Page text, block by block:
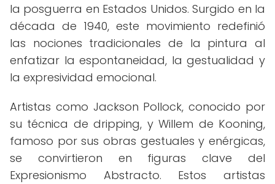
la posguerra en Estados Unidos. Surgido en la
década de 1940, este movimiento redefinió
las nociones tradicionales de la pintura al
enfatizar la espontaneidad, la gestualidad y
la expresividad emocional.
Artistas como Jackson Pollock, conocido por
su técnica de dripping, y Willem de Kooning,
famoso por sus obras gestuales y enérgicas,
se convirtieron en figuras clave del
Expresionismo Abstracto. Estos artistas